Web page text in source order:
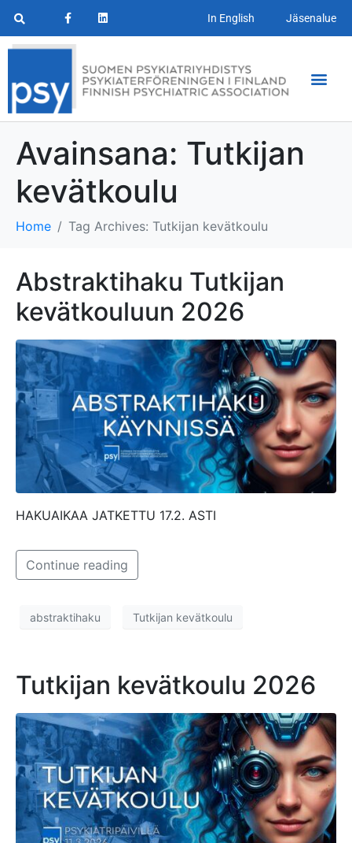
In English Jäsenalue
Avainsana: Tutkijan
kevätkoulu
Home Tag Archives: Tutkijan kevätkoulu
Abstraktihaku Tutkijan
kevätkouluun 2026
HAKUAIKAA JATKETTU 17.2. ASTI
Continue reading
abstraktihaku Tutkijan kevätkoulu
Tutkijan kevätkoulu 2026